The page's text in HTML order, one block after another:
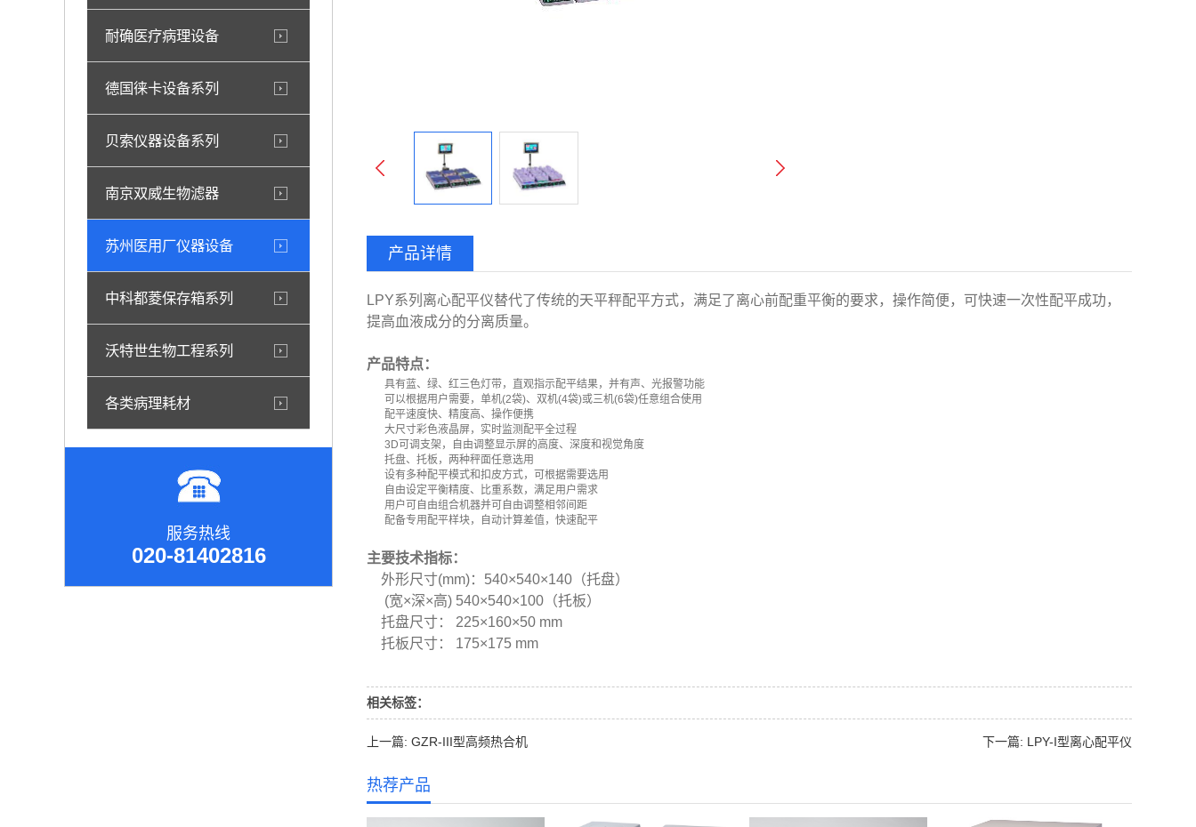
耐确医疗病理设备
德国徕卡设备系列
贝索仪器设备系列
南京双威生物滤器
苏州医用厂仪器设备
中科都菱保存箱系列
沃特世生物工程系列
各类病理耗材
服务热线
020-81402816
产品详情
LPY系列离心配平仪替代了传统的天平秤配平方式，满足了离心前配重平衡的要求，操作简便，可快速一次性配平成功，
提高血液成分的分离质量。
产品特点：
具有蓝、绿、红三色灯带，直观指示配平结果，并有声、光报警功能
可以根据用户需要，单机(2袋)、双机(4袋)或三机(6袋)任意组合使用
配平速度快、精度高、操作便携
大尺寸彩色液晶屏，实时监测配平全过程
3D可调支架，自由调整显示屏的高度、深度和视觉角度
托盘、托板，两种秤面任意选用
设有多种配平模式和扣皮方式，可根据需要选用
自由设定平衡精度、比重系数，满足用户需求
用户可自由组合机器并可自由调整相邻间距
配备专用配平样块，自动计算差值，快速配平
主要技术指标：
外形尺寸(mm)：540×540×140（托盘）
(宽×深×高) 540×540×100（托板）
托盘尺寸： 225×160×50 mm
托板尺寸： 175×175 mm
相关标签：
上一篇: GZR-III型高频热合机 下一篇: LPY-I型离心配平仪
热荐产品